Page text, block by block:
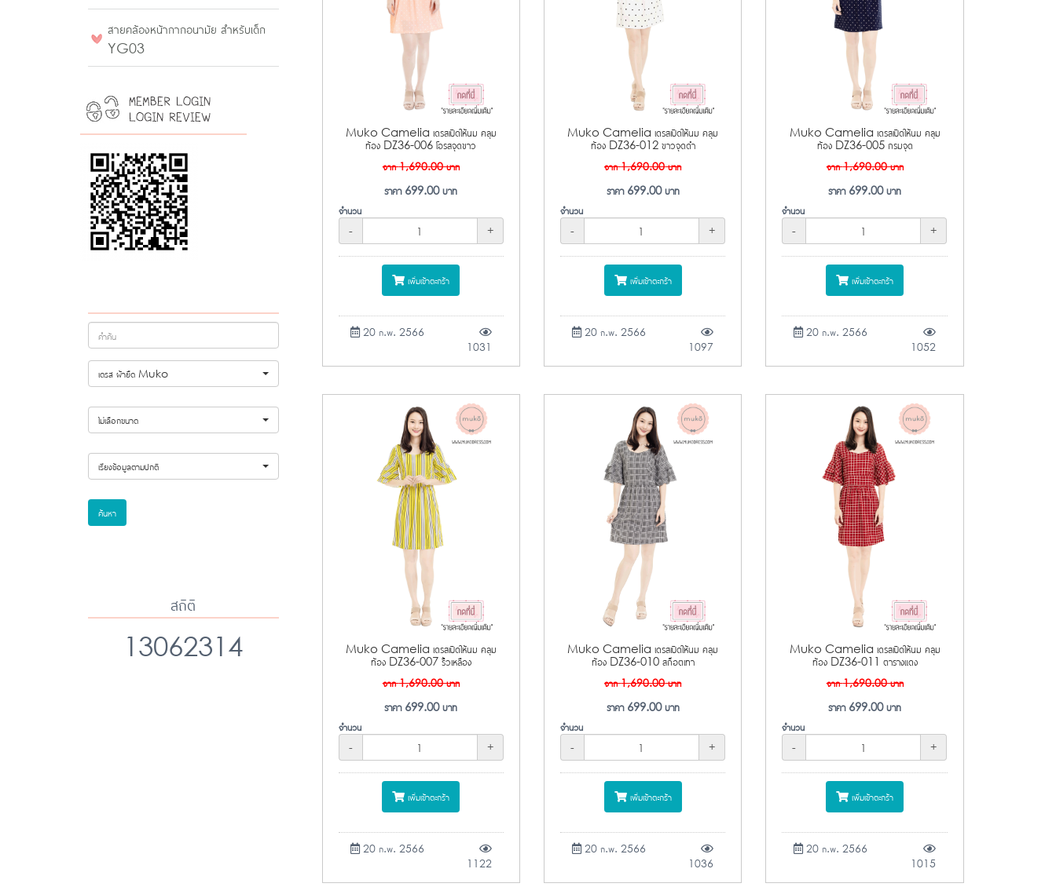
สายคล้องหน้ากากอนามัย สำหรับเด็ก
YG03
เดรส ผ้ายืด Muko
ไม่เลือกขนาด
เรียงข้อมูลตามปกติ
ค้นหา
สถิติ
13062314
Muko Camelia เดรสเปิดให้นม คลุม
ท้อง DZ36-006 โอรสจุดขาว
จาก1,690.00บาท
ราคา 699.00บาท
จำนวน
-
+
เพิ่มเข้าตะกร้า
20 ก.พ. 2566
1031
Muko Camelia เดรสเปิดให้นม คลุม
ท้อง DZ36-012 ขาวจุดดำ
จาก1,690.00บาท
ราคา 699.00บาท
จำนวน
-
+
เพิ่มเข้าตะกร้า
20 ก.พ. 2566
1097
Muko Camelia เดรสเปิดให้นม คลุม
ท้อง DZ36-005 กรมจุด
จาก1,690.00บาท
ราคา 699.00บาท
จำนวน
-
+
เพิ่มเข้าตะกร้า
20 ก.พ. 2566
1052
Muko Camelia เดรสเปิดให้นม คลุม
ท้อง DZ36-007 ริ้วเหลือง
จาก1,690.00บาท
ราคา 699.00บาท
จำนวน
-
+
เพิ่มเข้าตะกร้า
20 ก.พ. 2566
1122
Muko Camelia เดรสเปิดให้นม คลุม
ท้อง DZ36-010 สก็อตเทา
จาก1,690.00บาท
ราคา 699.00บาท
จำนวน
-
+
เพิ่มเข้าตะกร้า
20 ก.พ. 2566
1036
Muko Camelia เดรสเปิดให้นม คลุม
ท้อง DZ36-011 ตารางแดง
จาก1,690.00บาท
ราคา 699.00บาท
จำนวน
-
+
เพิ่มเข้าตะกร้า
20 ก.พ. 2566
1015